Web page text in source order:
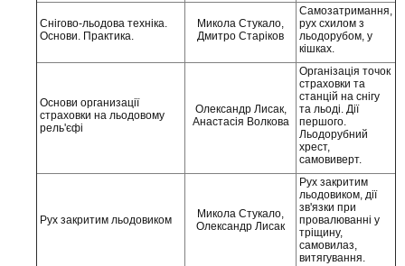
Снігово-льодова техніка.
Основи. Практика.
Микола Стукало,
Дмитро Старіков
Самозатримання,
рух схилом з
льодорубом, у
кішках.
Основи организації
страховки на льодовому
рель'єфі
Олександр Лисак,
Анастасія Волкова
Організація точок
страховки та
станцій на снігу
та льоді. Дії
першого.
Льодорубний
хрест,
самовиверт.
Рух закритим льодовиком
Микола Стукало,
Олександр Лисак
Рух закритим
льодовиком, дії
зв'язки при
провалюванні у
тріщину,
самовилаз,
витягування.